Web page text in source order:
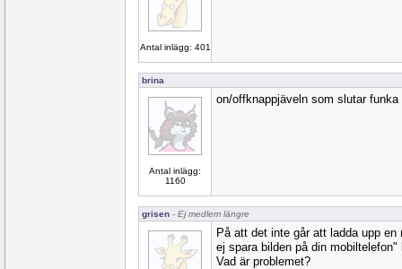
Antal inlägg: 401
brina
Antal inlägg:
1160
on/offknappjäveln som slutar funka
grisen - Ej medlem längre
På att det inte går att ladda upp
ej spara bilden på din mobiltelefon"
Vad är problemet?